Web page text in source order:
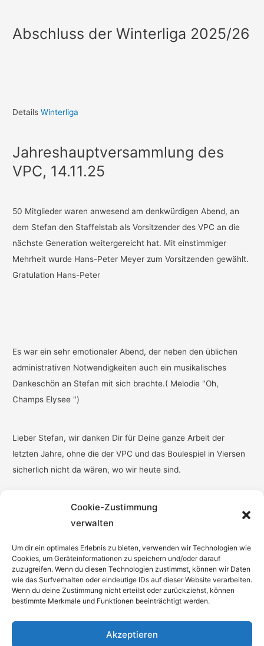
Cookie-Zustimmung
verwalten
Um dir ein optimales Erlebnis zu bieten, verwenden wir Technologien wie
Cookies, um Geräteinformationen zu speichern und/oder darauf
zuzugreifen. Wenn du diesen Technologien zustimmst, können wir Daten
wie das Surfverhalten oder eindeutige IDs auf dieser Website verarbeiten.
Wenn du deine Zustimmung nicht erteilst oder zurückziehst, können
bestimmte Merkmale und Funktionen beeinträchtigt werden.
Akzeptieren
Abschluss der Winterliga 2025/26
DetailsWinterliga
Jahreshauptversammlung des
VPC, 14.11.25
50 Mitglieder waren anwesend am denkwürdigen Abend, an
dem Stefan den Staffelstab als Vorsitzender des VPC an die
nächste Generation weitergereicht hat. Mit einstimmiger
Mehrheit wurde Hans-Peter Meyer zum Vorsitzenden gewählt.
Gratulation Hans-Peter
Es war ein sehr emotionaler Abend, der neben den üblichen
administrativen Notwendigkeiten auch ein musikalisches
Dankeschön an Stefan mit sich brachte.( Melodie "Oh,
Champs Elysee ")
Lieber Stefan, wir danken Dir für Deine ganze Arbeit der
letzten Jahre, ohne die der VPC und das Boulespiel in Viersen
sicherlich nicht da wären, wo wir heute sind.
Was die da wohl tun ?